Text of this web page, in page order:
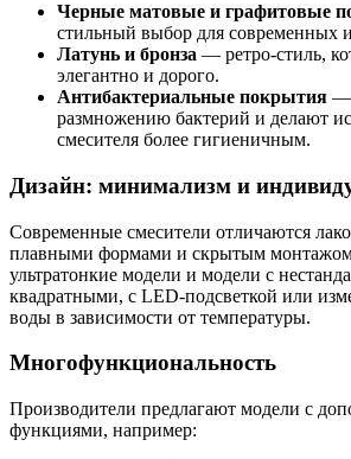
Черные матовые и графитовые
стильный выбор для современных
Латунь и бронза — ретро-стиль,
элегантно и дорого.
Антибактериальные покрытия —
размножению бактерий и делают
смесителя более гигиеничным.
Дизайн: минимализм и
Современные смесители отличаются
плавными формами и скрытым
ультратонкие модели и модели с
квадратными, с LED-подсветкой или
воды в зависимости от температуры.
Многофункциональность
Производители предлагают модели с
функциями, например: